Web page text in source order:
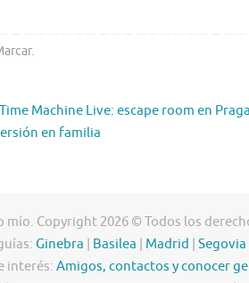
.
Time Machine Live: escape room en
en familia
mío. Copyright 2026 © Todos los
Ginebra Basilea Madrid Segovia
interés: Amigos, contactos y conocer